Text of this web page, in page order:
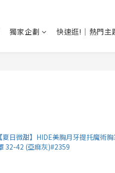
獨家企劃 快速逛!｜熱門主